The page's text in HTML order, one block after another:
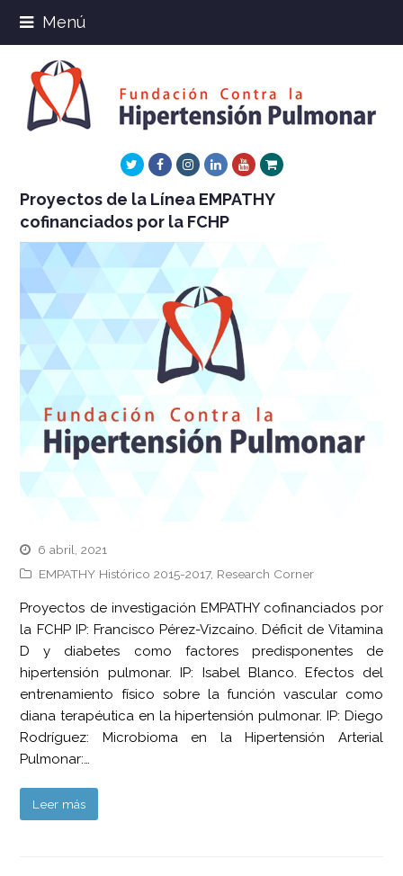
Menú
TwitterFacebookInstagram
LinkedInYoutube
Xing
Proyectos de la Línea EMPATHY
cofinanciados por la FCHP
6 abril, 2021
EMPATHY Histórico 2015-2017, Research Corner
Proyectos de investigación EMPATHY cofinanciados por
la FCHP IP: Francisco Pérez-Vizcaíno. Déficit de Vitamina
D y diabetes como factores predisponentes de
hipertensión pulmonar. IP: Isabel Blanco. Efectos del
entrenamiento físico sobre la función vascular como
diana terapéutica en la hipertensión pulmonar. IP: Diego
Rodríguez: Microbioma en la Hipertensión Arterial
Pulmonar:…
Leer más